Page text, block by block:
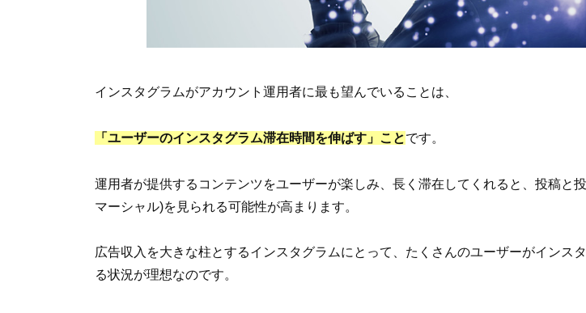
インスタグラムがアカウント運用者に最も望んでいることは、
「ユーザーのインスタグラム滞在時間を伸ばす」ことです。
運用者が提供するコンテンツをユーザーが楽しみ、長く滞在してくれると、投稿と
マーシャル)を見られる可能性が高まります。
広告収入を大きな柱とするインスタグラムにとって、たくさんのユーザーがインス
る状況が理想なのです。